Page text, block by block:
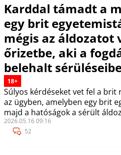
Karddal támadt a
egy brit
mégis az áldozatot
őrizetbe, aki a
belehalt
18+
Súlyos kérdéseket vet fel a
az ügyben, amelyben egy brit
majd a hatóságok a sérült
2026.05.16 09:16
52